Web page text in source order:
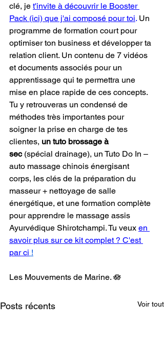
clé, je t'invite à découvrir le Booster
Pack (ici) que j'ai composé pour toi. Un
programme de formation court pour
optimiser ton business et développer ta
relation client. Un contenu de 7 vidéos
et documents associés pour un
apprentissage qui te permettra une
mise en place rapide de ces concepts.
Tu y retrouveras un condensé de
méthodes très importantes pour
soigner la prise en charge de tes
clientes, un tuto brossage à
sec (spécial drainage), un Tuto Do In –
auto massage chinois énergisant
corps, les clés de la préparation du
masseur + nettoyage de salle
énergétique, et une formation complète
pour apprendre le massage assis
Ayurvédique Shirotchampi. Tu veux en
savoir plus sur ce kit complet ? C'est
par ci !
Les Mouvements de Marine. 🪷
Posts récents Voir tout